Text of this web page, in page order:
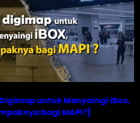
untuk Menyaingi iBox,
bagi MAPI?]